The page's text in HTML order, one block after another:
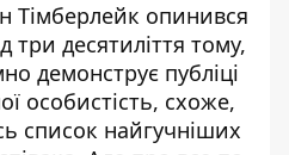
Тімберлейк опинився
три десятиліття тому,
демонструє публіці
особистість, схоже,
список найгучніших